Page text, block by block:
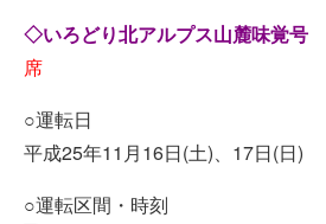
◇いろどり北アルプス山麓味覚号
席
○運転日
平成25年11月16日(土)、17日(日)
○運転区間・時刻